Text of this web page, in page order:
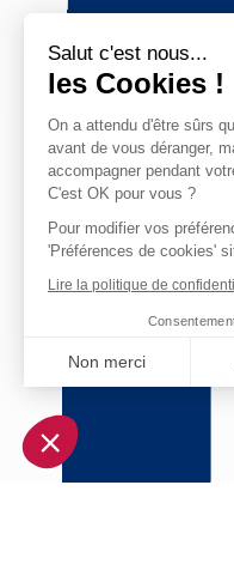
Salut c'est nous...
les Cookies !
On a attendu d'être sûrs
avant de vous déranger,
accompagner pendant
C'est OK pour vous ?
Pour modifier vos
'Préférences de cookies'
Lire la politique de
Non merci
Plateforme de Gestion
Notre plateforme vous